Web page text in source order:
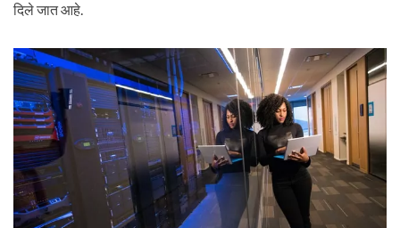
दिले जात आहे.